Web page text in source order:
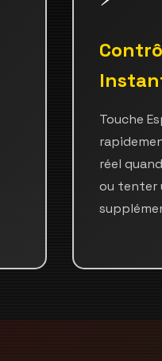
Touche
réel
ou tenter